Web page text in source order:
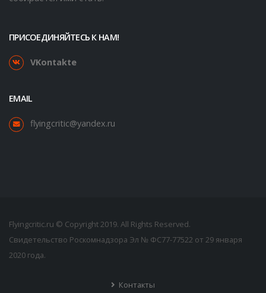
ПРИСОЕДИНЯЙТЕСЬ К НАМ!
VKontakte
EMAIL
flyingcritic@yandex.ru
Flyingcritic.ru © Copyright 2019. All Rights Reserved.
Свидетельство Роскомнадзора Эл № ФС77-77522 от 29 января
2020 года.
Контакты